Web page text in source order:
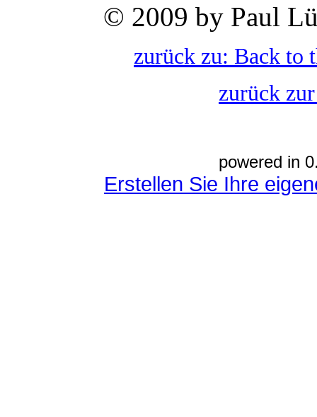
© 2009 by Paul
zurück zu: Back to
zurück
powered in
Erstellen Sie Ihre